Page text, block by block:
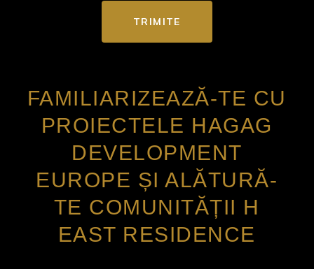
TRIMITE
FAMILIARIZEAZĂ-TE CU
PROIECTELE HAGAG
DEVELOPMENT
EUROPE ȘI ALĂTURĂ-
TE COMUNITĂȚII H
EAST RESIDENCE